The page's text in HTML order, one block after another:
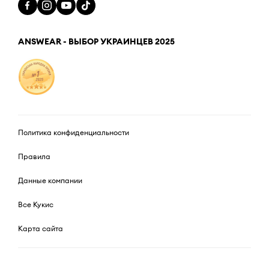
ANSWEAR - ВЫБОР УКРАИНЦЕВ 2025
Политика конфиденциальности
Правила
Данные компании
Все Кукис
Карта сайта